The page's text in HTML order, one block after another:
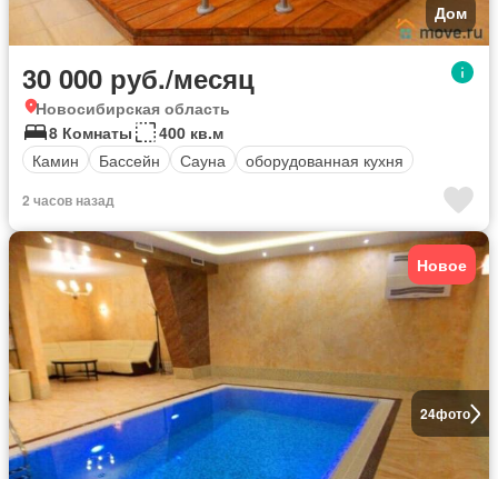
Дом
30 000 руб./месяц
Новосибирская область
8 Комнаты
400 кв.м
Камин
Бассейн Сауна оборудованная кухня
2 часов назад
24фото
Новое